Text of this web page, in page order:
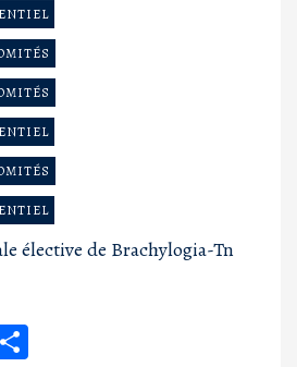
élective de Brachylogia-Tn